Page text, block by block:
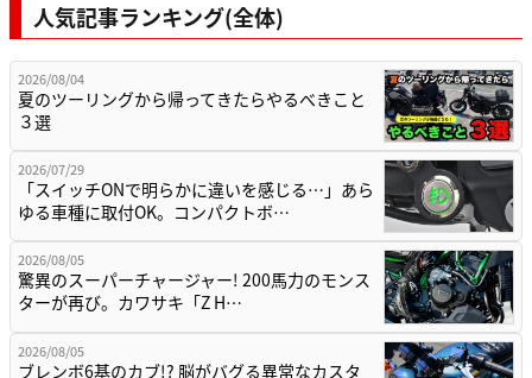
人気記事ランキング(全体)
2026/08/04
夏のツーリングから帰ってきたらやるべきこと
３選
2026/07/29
「スイッチONで明らかに違いを感じる…」あら
ゆる車種に取付OK。コンパクトボ…
2026/08/05
驚異のスーパーチャージャー! 200馬力のモンス
ターが再び。カワサキ「Z H…
2026/08/05
ブレンボ6基のカブ!? 脳がバグる異常なカスタ